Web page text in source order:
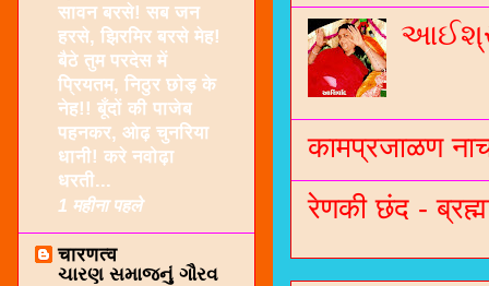
कामप्रजाळण
रेणकी छंद -
सावन बरसे! सब जन
हरसे, झिरमिर बरसे मेह!
बैठे तुम परदेस में
प्रियतम, निठुर छोड़ के
नेह!! बूँदों की पाजेब
पहनकर, ओढ़ चुनरिया
धानी! करे नवोढ़ा
धरती...
1 महीना पहले
चारणत्व
ચારણ સમાજનું ગૌરવ